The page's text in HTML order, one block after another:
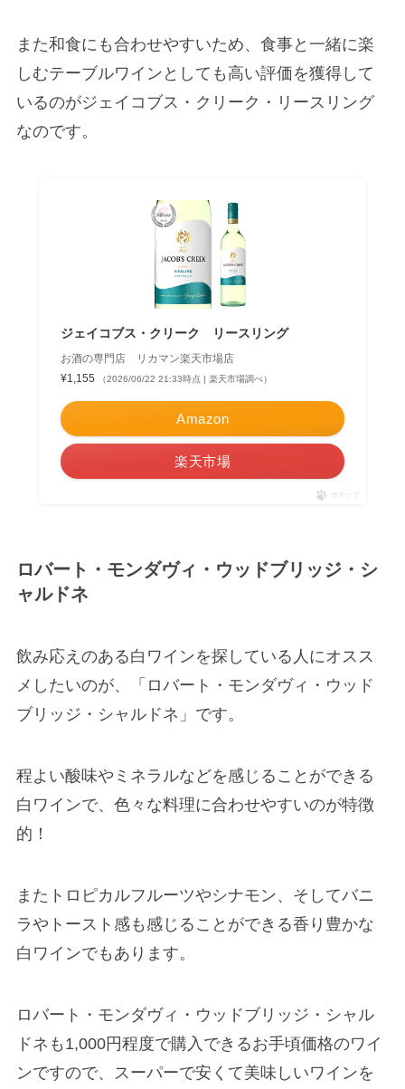
また和食にも合わせやすいため、食事と一緒に楽
しむテーブルワインとしても高い評価を獲得して
いるのがジェイコブス・クリーク・リースリング
なのです。
ジェイコブス・クリーク リースリング
お酒の専門店 リカマン楽天市場店
¥1,155
（2026/06/22 21:33時点 | 楽天市場調べ）
Amazon
楽天市場
ポチップ
ロバート・モンダヴィ・ウッドブリッジ・シ
ャルドネ
飲み応えのある白ワインを探している人にオスス
メしたいのが、「ロバート・モンダヴィ・ウッド
ブリッジ・シャルドネ」です。
程よい酸味やミネラルなどを感じることができる
白ワインで、色々な料理に合わせやすいのが特徴
的！
またトロピカルフルーツやシナモン、そしてバニ
ラやトースト感も感じることができる香り豊かな
白ワインでもあります。
ロバート・モンダヴィ・ウッドブリッジ・シャル
ドネも1,000円程度で購入できるお手頃価格のワイ
ンですので、スーパーで安くて美味しいワインを